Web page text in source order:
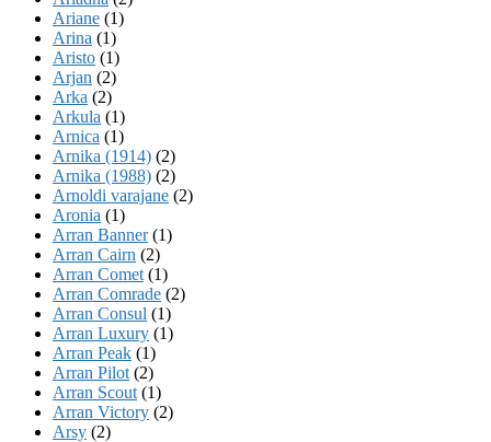
Ariane (1)
Arina (1)
Aristo (1)
Arjan (2)
Arka (2)
Arkula (1)
Arnica (1)
Arnika (1914) (2)
Arnika (1988) (2)
Arnoldi varajane (2)
Aronia (1)
Arran Banner(1)
Arran Cairn (2)
Arran Comet (1)
Arran Comrade (2)
Arran Consul (1)
Arran Luxury (1)
Arran Peak (1)
Arran Pilot (2)
Arran Scout (1)
Arran Victory (2)
Arsy (2)